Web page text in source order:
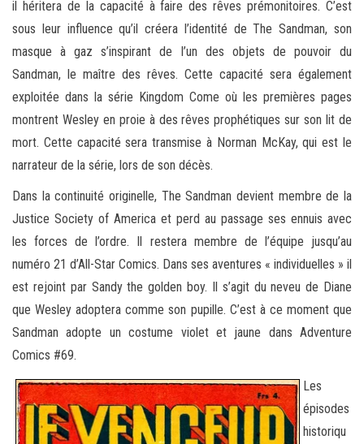
il héritera de la capacité à faire des rêves prémonitoires. C’est
sous leur influence qu’il créera l’identité de The Sandman, son
masque à gaz s’inspirant de l’un des objets de pouvoir du
Sandman, le maître des rêves. Cette capacité sera également
exploitée dans la série Kingdom Come où les premières pages
montrent Wesley en proie à des rêves prophétiques sur son lit de
mort. Cette capacité sera transmise à Norman McKay, qui est le
narrateur de la série, lors de son décès.
Dans la continuité originelle, The Sandman devient membre de la
Justice Society of America et perd au passage ses ennuis avec
les forces de l’ordre. Il restera membre de l’équipe jusqu’au
numéro 21 d’All-Star Comics. Dans ses aventures « individuelles » il
est rejoint par Sandy the golden boy. Il s’agit du neveu de Diane
que Wesley adoptera comme son pupille. C’est à ce moment que
Sandman adopte un costume violet et jaune dans Adventure
Comics #69.
Les
épisodes
historiqu